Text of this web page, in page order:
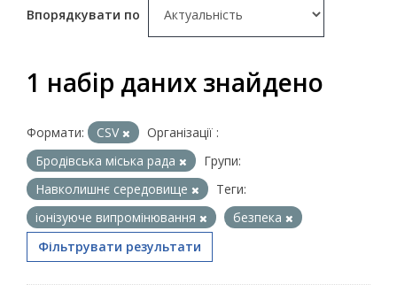
Впорядкувати по
1 набір даних знайдено
Формати: CSV
Організації :
Бродівська міська рада
Групи:
Навколишнє середовище
Теги:
іонізуюче випромінювання
безпека
Фільтрувати результати